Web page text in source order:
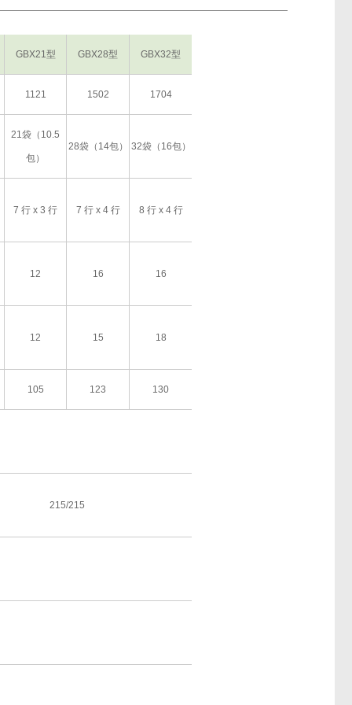
GBX21型 GBX28型 GBX32型
1121 1502 1704
21袋（10.5
包）
28袋（14包） 32袋（16包）
7 行 x 3 行 7 行 x 4 行 8 行 x 4 行
12 16 16
12 15 18
105 123 130
215/215